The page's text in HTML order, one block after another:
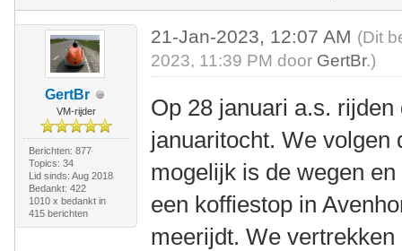
GertBr
VM-rijder
Berichten: 877
Topics: 34
Lid sinds: Aug 2018
Bedankt: 422
1010 x bedankt in
415 berichten
21-Jan-2023, 12:07 AM (Dit
2023, 11:39 PM door GertBr.)
Op 28 januari a.s.
januaritocht. We
mogelijk is de wegen
een koffiestop in
meerijdt. We